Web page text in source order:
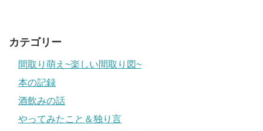
カテゴリー
間取り萌え~楽しい間取り図~
本の記録
酒飲みの話
やってみたこと＆独り言